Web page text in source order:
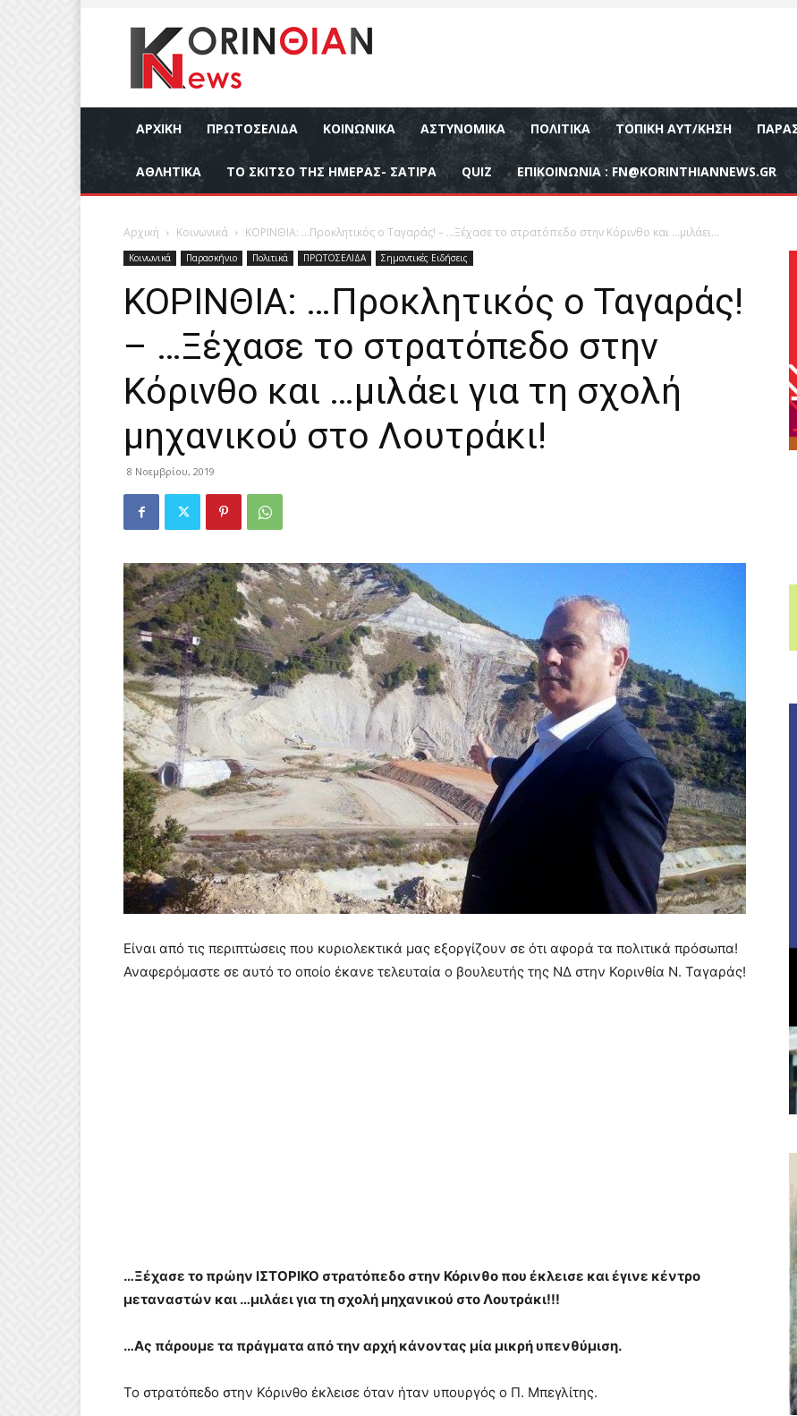
ΑΡΧΙΚΉ ΠΡΩΤΟΣΕΛΙΔΑ ΚΟΙΝΩΝΙΚΆ ΑΣΤΥΝΟΜΙΚΆ ΠΟΛΙΤΙΚΆ ΤΟΠΙΚΉ ΑΥΤ/ΚΗΣΗ
ΑΘΛΗΤΙΚΆ ΤΟ ΣΚΙΤΣΟ ΤΗΣ ΗΜΕΡΑΣ- ΣΑΤΙΡΑ QUIZ ΕΠΙΚΟΙΝΩΝΊΑ : FN@KORINTHIANNEWS.GR
Αρχική Κοινωνικά ΚΟΡΙΝΘΙΑ: …Προκλητικός ο Ταγαράς! – …Ξέχασε το στρατόπεδο στην Κόρινθο και …μιλάει...
Κοινωνικά Παρασκήνιο Πολιτικά ΠΡΩΤΟΣΕΛΙΔΑ Σημαντικές Ειδήσεις
ΚΟΡΙΝΘΙΑ: …Προκλητικός ο Ταγαράς!
– …Ξέχασε το στρατόπεδο στην
Κόρινθο και …μιλάει για τη σχολή
μηχανικού στο Λουτράκι!
8 Νοεμβρίου, 2019
Είναι από τις περιπτώσεις που κυριολεκτικά μας εξοργίζουν σε ότι αφορά τα πολιτικά πρόσωπα!
Αναφερόμαστε σε αυτό το οποίο έκανε τελευταία ο βουλευτής της ΝΔ στην Κορινθία Ν. Ταγαράς!
…Ξέχασε το πρώην ΙΣΤΟΡΙΚΟ στρατόπεδο στην Κόρινθο που έκλεισε και έγινε κέντρο
μεταναστών και …μιλάει για τη σχολή μηχανικού στο Λουτράκι!!!
…Ας πάρουμε τα πράγματα από την αρχή κάνοντας μία μικρή υπενθύμιση.
Το στρατόπεδο στην Κόρινθο έκλεισε όταν ήταν υπουργός ο Π. Μπεγλίτης.